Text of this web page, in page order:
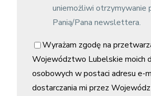
uniemożliwi otrzymywanie
Panią/Pana newslettera.
Wyrażam zgodę na
Województwo Lubelskie moich
osobowych w postaci adresu e-
dostarczania mi przez